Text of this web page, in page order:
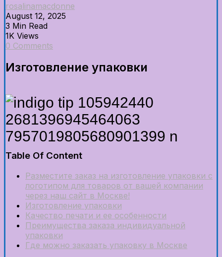
rosalinamacdonne
August 12, 2025
3 Min Read
1K Views
0 Comments
Изготовление упаковки
Table Of Content
Разместите заказ на изготовление упаковки с
логотипом для товаров от вашей компании
через наш сайт в Москве!
Изготовление упаковки
Качество печати и ее особенности
Преимущества заказа индивидуальной
упаковки
Где можно заказать упаковку в Москве